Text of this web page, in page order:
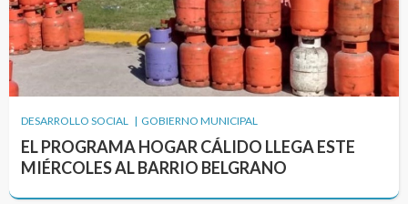
DESARROLLO SOCIAL | GOBIERNO MUNICIPAL
EL PROGRAMA HOGAR CÁLIDO LLEGA ESTE
MIÉRCOLES AL BARRIO BELGRANO